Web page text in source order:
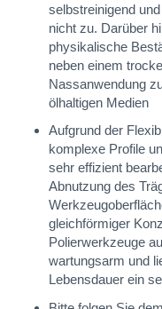
selbstreinigend
nicht zu. Darüber
physikalische
neben einem
Nassanwendung
ölhaltigen Medien
Aufgrund der
komplexe Profile
sehr effizient
Abnutzung des
gleichförmiger
Polierwerkzeuge
wartungsarm und
Lebensdauer ein